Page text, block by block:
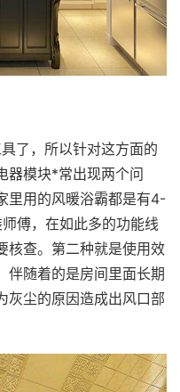
了，所以针对这方面的
器模块*常出现两个问
里用的风暖浴霸都是有4-
傅，在如此多的功能线
核查。第二种就是使用效
伴随着的是房间里面长期
灰尘的原因造成出风口部